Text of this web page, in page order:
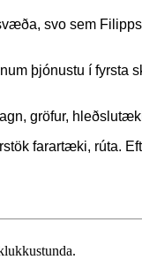
svo sem
þjónustu í fyrsta
gröfur,
farartæki, rúta.